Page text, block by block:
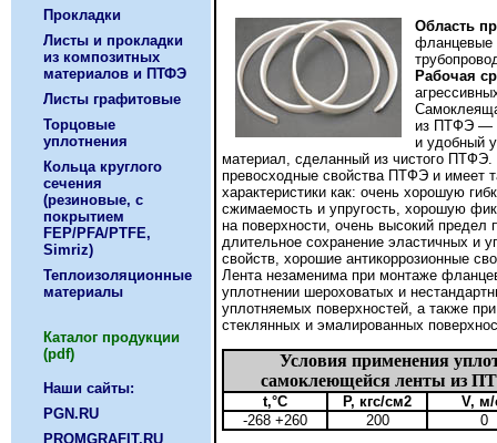
Прокладки
Листы и прокладки
из композитных
материалов и ПТФЭ
Листы графитовые
Торцовые
уплотнения
Кольца круглого
сечения
(резиновые, с
покрытием
FEP/PFA/PTFE,
Simriz)
Теплоизоляционные
материалы
Каталог продукции
(pdf)
Наши сайты:
PGN.RU
PROMGRAFIT.RU
Область
фланцевые
Рабочая
из ПТФЭ —
и удобный
материал, сделанный из чистого ПТФЭ.
превосходные свойства ПТФЭ и имеет
характеристики как: очень хорошую
сжимаемость и упругость, хорошую
на поверхности, очень высокий предел
длительное сохранение эластичных и
свойств, хорошие антикоррозионные
Лента незаменима при монтаже
уплотнении шероховатых и
уплотняемых поверхностей, а также
стеклянных и эмалированных
Условия применения
самоклеющейся ленты из
t,°С P, кгс/см2
V, м/
-268 +260
200 0